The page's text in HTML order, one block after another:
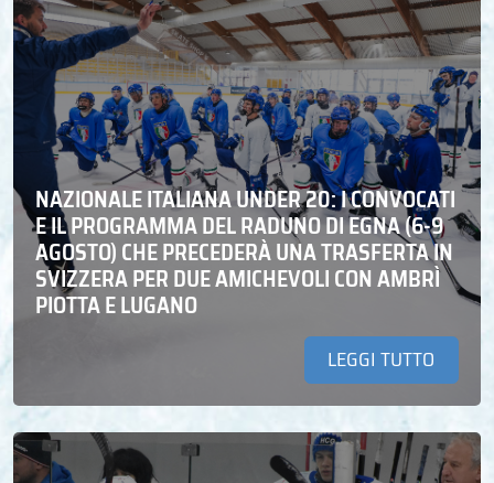
NAZIONALE ITALIANA UNDER 20: I CONVOCATI
E IL PROGRAMMA DEL RADUNO DI EGNA (6-9
AGOSTO) CHE PRECEDERÀ UNA TRASFERTA IN
SVIZZERA PER DUE AMICHEVOLI CON AMBRÌ
PIOTTA E LUGANO
LEGGI TUTTO